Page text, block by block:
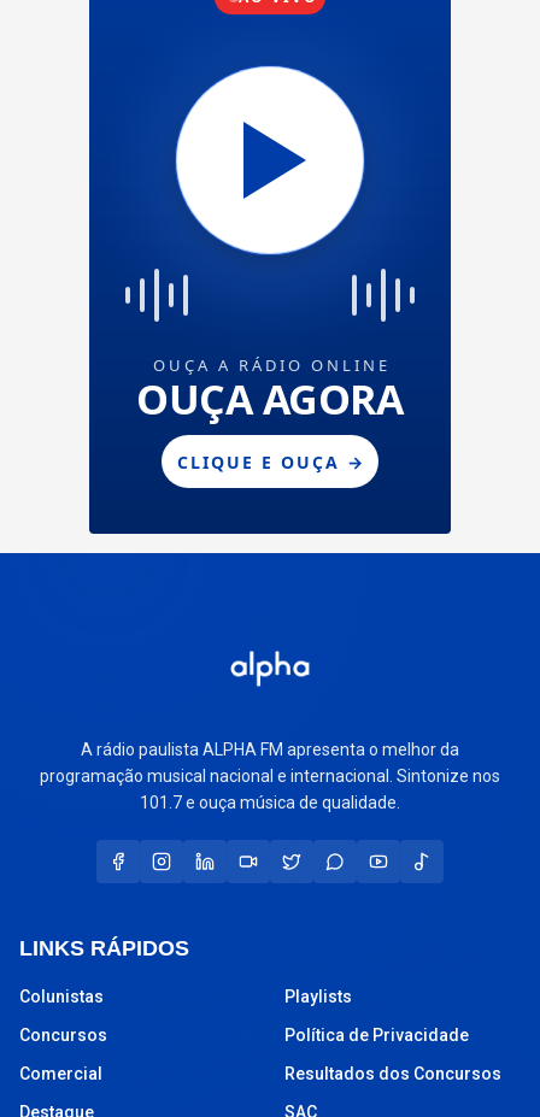
A rádio paulista ALPHA FM apresenta o melhor da
programação musical nacional e internacional. Sintonize nos
101.7 e ouça música de qualidade.
LINKS RÁPIDOS
Colunistas
Concursos
Comercial
Destaque
Playlists
Política de Privacidade
Resultados dos Concursos
SAC